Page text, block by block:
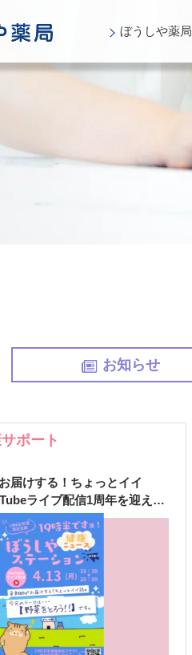
ぼうしや薬局
お知らせ
ポート
届けする！ちょっとイイ
ライブ配信1周年を迎えま